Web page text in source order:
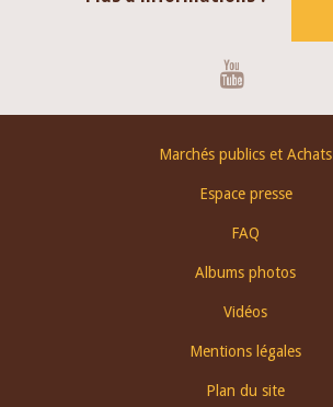
Marchés publics et Achats
Espace presse
FAQ
Albums photos
Vidéos
Mentions légales
Plan du site